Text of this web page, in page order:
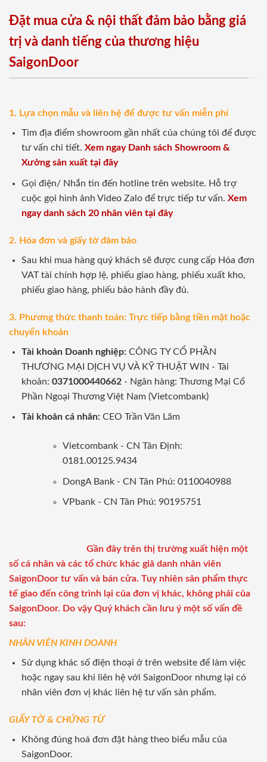
Đặt mua cửa & nội thất đảm bảo bằng giá
trị và danh tiếng của thương hiệu
SaigonDoor
1. Lựa chọn mẫu và liên hệ để được tư vấn miễn phí
Tìm địa điểm showroom gần nhất của chúng tôi để được
tư vấn chi tiết. Xem ngay Danh sách Showroom &
Xưởng sản xuất tại đây
Gọi điện/ Nhắn tin đến hotline trên website. Hỗ trợ
cuộc gọi hình ảnh Video Zalo để trực tiếp tư vấn. Xem
ngay danh sách 20 nhân viên tại đây
2. Hóa đơn và giấy tờ đảm bảo
Sau khi mua hàng quý khách sẽ được cung cấp Hóa đơn
VAT tài chính hợp lệ, phiếu giao hàng, phiếu xuất kho,
phiếu giao hàng, phiếu bảo hành đầy đủ.
3. Phương thức thanh toán: Trực tiếp bằng tiền mặt hoặc
chuyển khoản
Tài khoản Doanh nghiệp:CÔNG TY CỔ PHẦN
THƯƠNG MẠI DỊCH VỤ VÀ KỸ THUẬT WIN - Tài
khoản: 0371000440662- Ngân hàng: Thương Mại Cổ
Phần Ngoại Thương Việt Nam (Vietcombank)
Tài khoản cá nhân: CEO Trần Văn Lãm
Vietcombank - CN Tân Định:
0181.00125.9434
DongA Bank - CN Tân Phú: 0110040988
VPbank - CN Tân Phú: 90195751
Gần đây trên thị trường xuất hiện một
số cá nhân và các tổ chức khác giả danh nhân viên
SaigonDoor tư vấn và bán cửa. Tuy nhiên sản phẩm thực
tế giao đến công trình lại của đơn vị khác, không phải của
SaigonDoor. Do vậy Quý khách cần lưu ý một số vấn đề
sau:
NHÂN VIÊN KINH DOANH
Sử dụng khác số điện thoại ở trên website để làm việc
hoặc ngay sau khi liên hệ với SaigonDoor nhưng lại có
nhân viên đơn vị khác liên hệ tư vấn sản phẩm.
GIẤY TỜ & CHỨNG TỪ
Không đúng hoá đơn đặt hàng theo biểu mẫu của
SaigonDoor.